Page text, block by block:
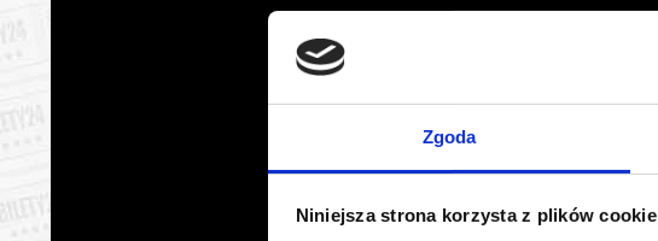
Zgoda
Niniejsza strona korzysta z plików cookie